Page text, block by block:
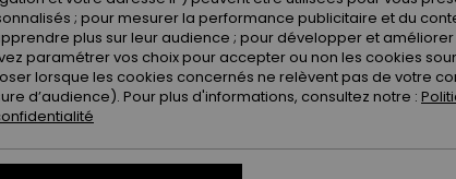
; pour mesurer la performance publicitaire et du
plus sur leur audience ; pour développer et
paramétrer vos choix pour accepter ou non les cookies
lorsque les cookies concernés ne relèvent pas de votre
d’audience). Pour plus d'informations, consultez notre :